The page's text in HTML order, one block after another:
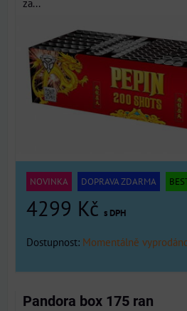
za...
NOVINKA DOPRAVA ZDARMA
4299 Kč s DPH
Dostupnost: Momentálně
Pandora box 175 ran